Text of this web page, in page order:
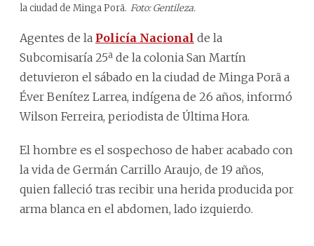
la ciudad de Minga Porã. Foto: Gentileza.
Agentes de la Policía Nacional de la
Subcomisaría 25ª de la colonia San Martín
detuvieron el sábado en la ciudad de Minga Porã a
Éver Benítez Larrea, indígena de 26 años, informó
Wilson Ferreira, periodista de Última Hora.
El hombre es el sospechoso de haber acabado con
la vida de Germán Carrillo Araujo, de 19 años,
quien falleció tras recibir una herida producida por
arma blanca en el abdomen, lado izquierdo.